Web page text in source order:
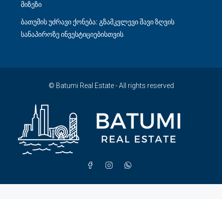
მიზეზი
ბათუმის უძრავი ქონება: გზამკვლევი შავი ზღვის
სანაპიროზე ინვესტიციებისთვის
© Batumi Real Estate - All rights reserved